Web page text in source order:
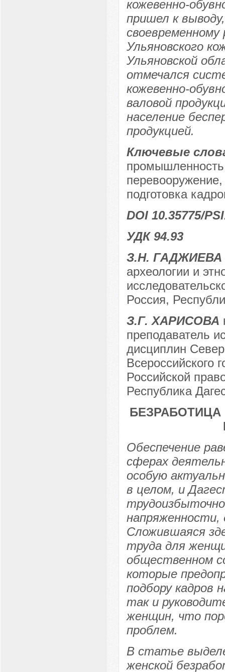
кожевенно-
пришел к
Ульяновского
Ульяновской
отмечался
кожевенно-
валовой
население
продукцией.
Ключевые
подготовка
DOI 10.35775/
УДК 94.93
З.Н. ГАДЖИЕВА
археологии и
Россия,
З.Г. ХАРИСОВА
преподаватель
дисциплин
Всероссийского
Российской
Республика
БЕЗРАБОТИЦА
Обеспечение
сферах
особую
в целом, и
напряженности,
Сложившаяся
труда для
общественном
которые
подбору кадров
так и
женщин, что
проблем.
В статье
женской